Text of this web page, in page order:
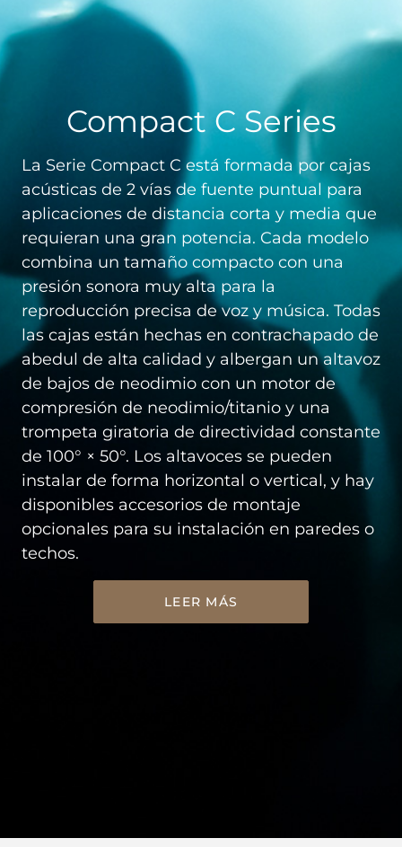
Compact C Series
La Serie Compact C está formada por cajas
acústicas de 2 vías de fuente puntual para
aplicaciones de distancia corta y media que
requieran una gran potencia. Cada modelo
combina un tamaño compacto con una
presión sonora muy alta para la
reproducción precisa de voz y música. Todas
las cajas están hechas en contrachapado de
abedul de alta calidad y albergan un altavoz
de bajos de neodimio con un motor de
compresión de neodimio/titanio y una
trompeta giratoria de directividad constante
de 100° × 50°. Los altavoces se pueden
instalar de forma horizontal o vertical, y hay
disponibles accesorios de montaje
opcionales para su instalación en paredes o
techos.
LEER MÁS